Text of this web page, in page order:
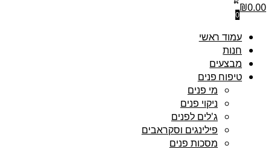
₪0.00
0
עמוד ראשי
חנות
מבצעים
טיפוח פנים
מי פנים
ניקוי פנים
ג'לים לפנים
פילינגים וסקראבים
מסכות פנים